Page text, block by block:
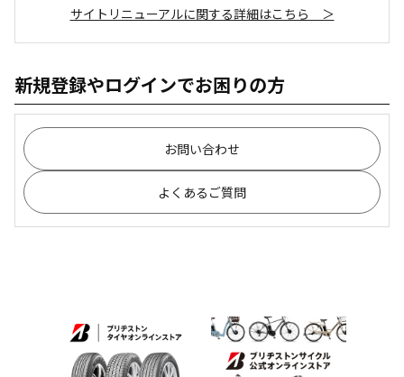
サイトリニューアルに関する詳細はこちら ＞
新規登録やログインでお困りの方
お問い合わせ
よくあるご質問